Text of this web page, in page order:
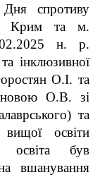
спротиву
Крим та м.
н. р.
інклюзивної
О.І. та
О.В. зі
та
вищої освіти
освіта був
вшанування